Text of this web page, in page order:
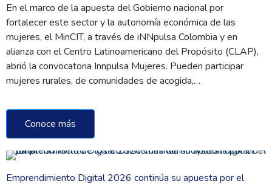
En el marco de la apuesta del Gobierno nacional por
fortalecer este sector y la autonomía económica de las
mujeres, el MinCIT, a través de iNNpulsa Colombia y en
alianza con el Centro Latinoamericano del Propósito (CLAP),
abrió la convocatoria Innpulsa Mujeres. Pueden participar
mujeres rurales, de comunidades de acogida,…
Conoce más
Emprendimiento Digital 2026 continúa su apuesta por el